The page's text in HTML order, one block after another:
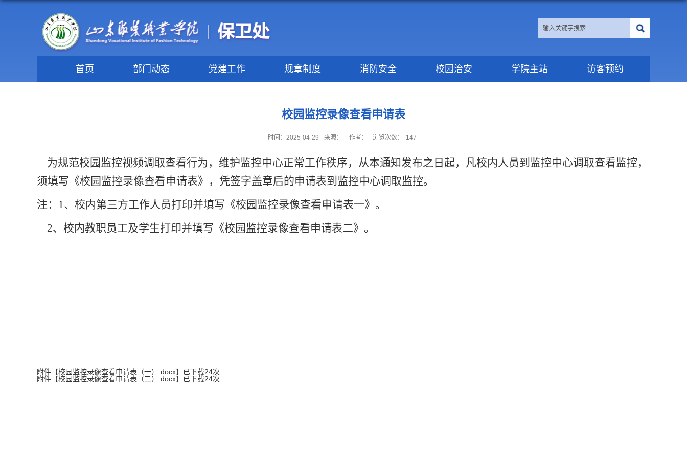
首页 部门动态 党建工作 规章制度 消防安全 校园治安 学院主站 访客预约
校园监控录像查看申请表
时间：2025-04-29 来源： 作者： 浏览次数： 147
为规范校园监控视频调取查看行为，维护监控中心正常工作秩序，从本通知发布之日起，凡校内人员到监控中心调取查看监控，
须填写《校园监控录像查看申请表》，凭签字盖章后的申请表到监控中心调取监控。
注： 1、校内第三方工作人员打印并填写《校园监控录像查看申请表一》。
2、校内教职员工及学生打印并填写《校园监控录像查看申请表二》。
附件【校园监控录像查看申请表（一）.docx】已下载24次
附件【校园监控录像查看申请表（二）.docx】已下载24次